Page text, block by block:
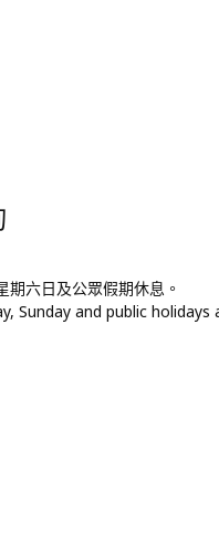
六日及公眾假期休息。
Sunday and public holidays